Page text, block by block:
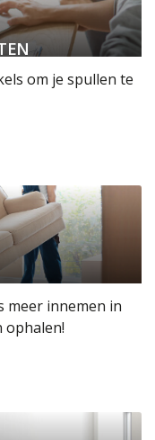
om je spullen te
meer innemen in
ophalen!